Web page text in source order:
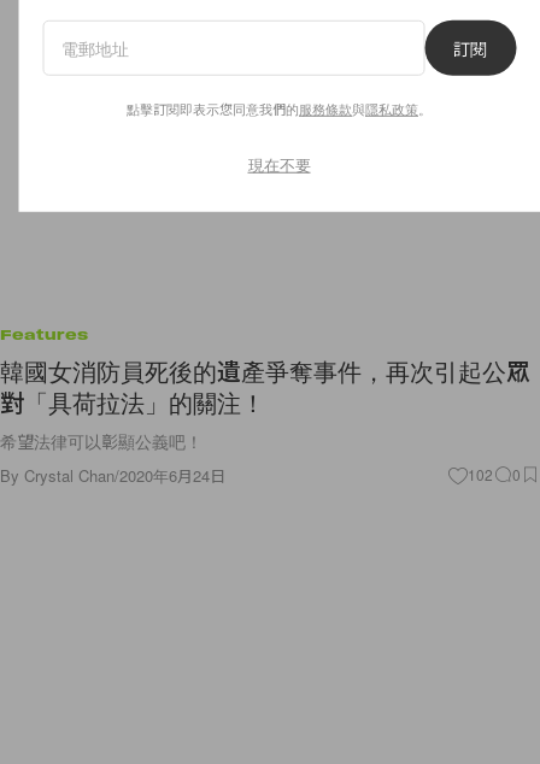
Features
韓國女消防員死後的遺產爭奪事件，再次引起公眾
對「具荷拉法」的關注！
希望法律可以彰顯公義吧！
By Crystal Chan/2020年6月24日 102 0
訂閱
點擊訂閱即表示您同意我們的服務條款與隱私政策
現在不要